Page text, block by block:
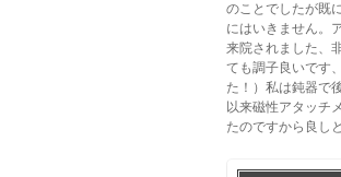
のことでしたが既
にはいきません。
来院されました、
ても調子良いです
た！）私は鈍器で
以来磁性アタッチ
たのですから良し